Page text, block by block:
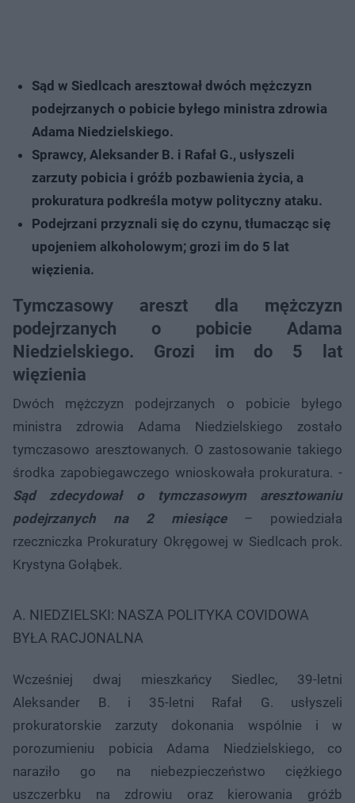
Sąd w Siedlcach aresztował dwóch mężczyzn
podejrzanych o pobicie byłego ministra zdrowia
Adama Niedzielskiego.
Sprawcy, Aleksander B. i Rafał G., usłyszeli
zarzuty pobicia i gróźb pozbawienia życia, a
prokuratura podkreśla motyw polityczny ataku.
Podejrzani przyznali się do czynu, tłumacząc się
upojeniem alkoholowym; grozi im do 5 lat
więzienia.
Tymczasowy areszt dla mężczyzn
podejrzanych o pobicie Adama
Niedzielskiego. Grozi im do 5 lat
więzienia
Dwóch mężczyzn podejrzanych o pobicie byłego
ministra zdrowia Adama Niedzielskiego zostało
tymczasowo aresztowanych. O zastosowanie takiego
środka zapobiegawczego wnioskowała prokuratura. -
Sąd zdecydował o tymczasowym aresztowaniu
podejrzanych na 2 miesiące
– powiedziała
rzeczniczka Prokuratury Okręgowej w Siedlcach prok.
Krystyna Gołąbek.
A. NIEDZIELSKI: NASZA POLITYKA COVIDOWA
BYŁA RACJONALNA
Wcześniej dwaj mieszkańcy Siedlec, 39-letni
Aleksander B. i 35-letni Rafał G. usłyszeli
prokuratorskie zarzuty dokonania wspólnie i w
porozumieniu pobicia Adama Niedzielskiego, co
naraziło go na niebezpieczeństwo ciężkiego
uszczerbku na zdrowiu oraz kierowania gróźb